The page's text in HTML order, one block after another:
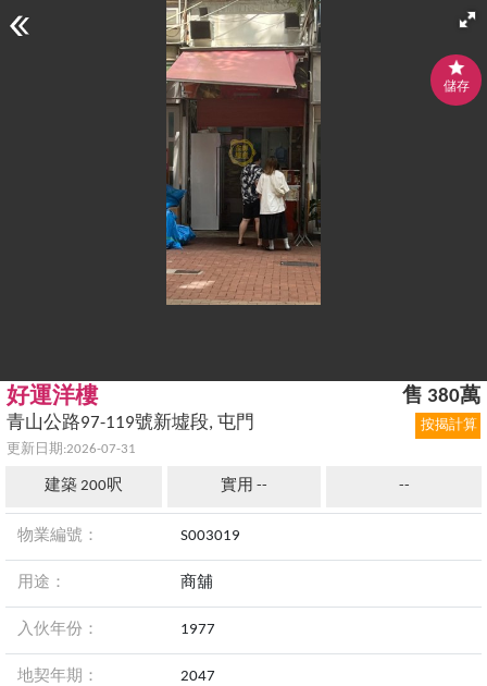
儲存
好運洋樓
青山公路97-119號新墟段, 屯門
更新日期:2026-07-31
售 380萬
按揭計算
建築 200呎 實用 -- --
物業編號： S003019
用途： 商舖
入伙年份： 1977
地契年期： 2047